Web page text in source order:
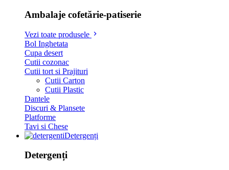
Ambalaje cofetărie-patiserie
Vezi toate produsele
Bol Inghetata
Cupa desert
Cutii cozonac
Cutii tort si Prajituri
Cutii Carton
Cutii Plastic
Dantele
Discuri & Plansete
Platforme
Tavi si Chese
Detergenți
Detergenți